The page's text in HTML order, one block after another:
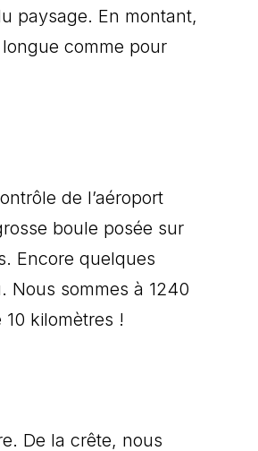
paysage. En montant,
comme pour
de l’aéroport
boule posée sur
Encore quelques
Nous sommes à 1240
kilomètres !
De la crête, nous